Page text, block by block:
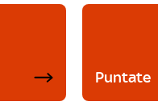
Puntate